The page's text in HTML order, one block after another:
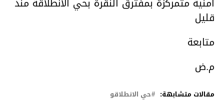
قليل
متابعة
م.ض
مقالات متشابهة: حي الانطلاقو